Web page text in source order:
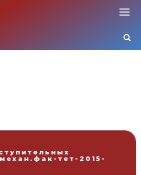
тет-2015-